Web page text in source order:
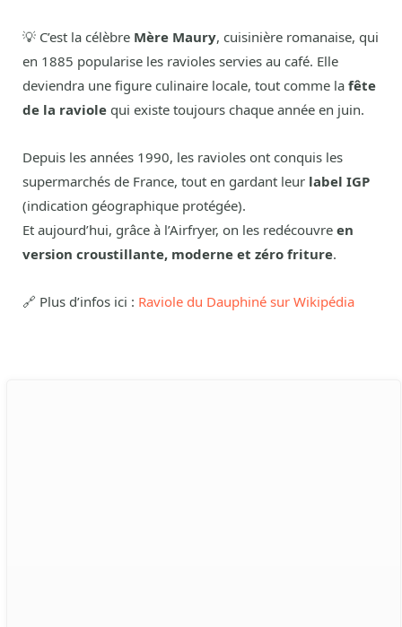
💡 C’est la célèbre Mère Maury, cuisinière romanaise, qui
en 1885 popularise les ravioles servies au café. Elle
deviendra une figure culinaire locale, tout comme la fête
de la raviole qui existe toujours chaque année en juin.
Depuis les années 1990, les ravioles ont conquis les
supermarchés de France, tout en gardant leur label IGP
(indication géographique protégée).
Et aujourd’hui, grâce à l’Airfryer, on les redécouvre en
version croustillante, moderne et zéro friture.
🔗 Plus d’infos ici : Raviole du Dauphiné sur Wikipédia